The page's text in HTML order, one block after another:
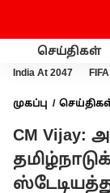
செய்திகள்
India At 2047
முகப்பு
CM